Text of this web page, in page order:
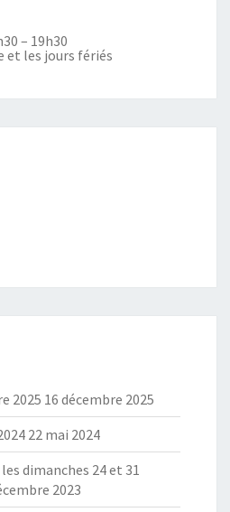
– 19h30
et les jours fériés
2025 16 décembre 2025
22 mai 2024
dimanches 24 et 31
2023